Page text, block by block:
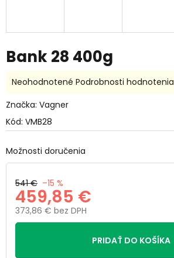
Bank 28 400g
Kód: VMB28
Možnosti doručenia
541 € –15 %
459,85 €
373,86 € bez DPH
Jednotková
PRIDAŤ DO KOŠÍKA
Priemerné
produktu
0,0
5
Neohodnotené Podrobnosti hodnotenia
Značka: Vagner